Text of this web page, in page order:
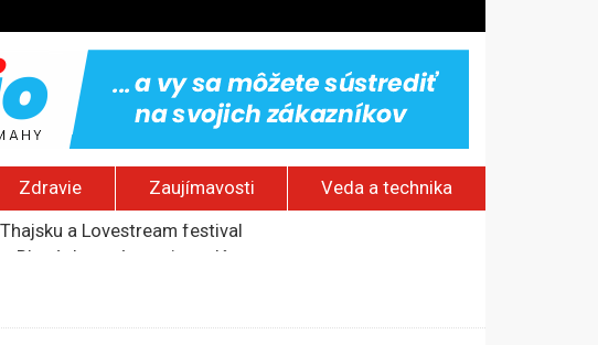
Zdravie Zaujímavosti Veda a technika
Blanár hovorí o prejave dôvery
kňazmi